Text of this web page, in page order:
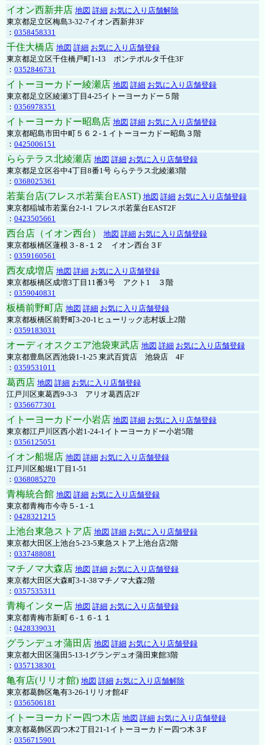
イオン西新井店 地図 詳細 お気に入り店舗解除
東京都足立区梅島3-32-7イオン西新井3F
： 0358458331
千住大橋店 地図 詳細 お気に入り店舗登録
東京都足立区千住橋戸町1-13 ポンテポルタ千住3F
： 0352846731
イトーヨーカドー綾瀬店 地図 詳細 お気に入り店舗登録
東京都足立区綾瀬3丁目4-25イトーヨーカドー５階
： 0356978351
イトーヨーカドー昭島店 地図 詳細 お気に入り店舗登録
東京都昭島市田中町５６２-１イトーヨーカドー昭島３階
： 0425006151
ららテラス北綾瀬店 地図 詳細 お気に入り店舗登録
東京都足立区谷中4丁目8番1号 ららテラス北綾瀬3階
： 0368025361
若葉台店(フレスポ若葉台EAST) 地図 詳細 お気に入り店舗登録
東京都稲城市若葉台2-1-1 フレスポ若葉台EAST2F
： 0423505661
西台店（イオン西台） 地図 詳細 お気に入り店舗登録
東京都板橋区蓮根３-８-１２ イオン西台３F
： 0359160561
西友成増店 地図 詳細 お気に入り店舗登録
東京都板橋区成増3丁目11番3号 アクト1 ３階
： 0359040831
板橋前野町店 地図 詳細 お気に入り店舗登録
東京都板橋区前野町3-20-1ヒューリック志村坂上2階
： 0359183031
オーディオスクエア池袋東武店 地図 詳細 お気に入り店舗登録
東京都豊島区西池袋1-1-25 東武百貨店 池袋店 4F
： 0359531011
葛西店 地図 詳細 お気に入り店舗登録
江戸川区東葛西9-3-3 アリオ葛西店2F
： 0356677301
イトーヨーカドー小岩店 地図 詳細 お気に入り店舗登録
東京都江戸川区西小岩1-24-1イトーヨーカドー小岩5階
： 0356125051
イオン船堀店 地図 詳細 お気に入り店舗登録
江戸川区船堀1丁目1-51
： 0368085270
青梅統合館 地図 詳細 お気に入り店舗登録
東京都青梅市今寺５-１-１
： 0428321215
上池台東急ストア店 地図 詳細 お気に入り店舗登録
東京都大田区上池台5-23-5東急ストア上池台店2階
： 0337488081
マチノマ大森店 地図 詳細 お気に入り店舗登録
東京都大田区大森町3-1-38マチノマ大森2階
： 0357535311
青梅インター店 地図 詳細 お気に入り店舗登録
東京都青梅市新町６-１６-１１
： 0428339031
グランデュオ蒲田店 地図 詳細 お気に入り店舗登録
東京都大田区蒲田5-13-1グランデュオ蒲田東館3階
： 0357138301
亀有店(リリオ館) 地図 詳細 お気に入り店舗解除
東京都葛飾区亀有3-26-1リリオ館4F
： 0356506181
イトーヨーカドー四つ木店 地図 詳細 お気に入り店舗登録
東京都葛飾区四つ木2丁目21-1イトーヨーカドー四つ木３F
： 0356715901